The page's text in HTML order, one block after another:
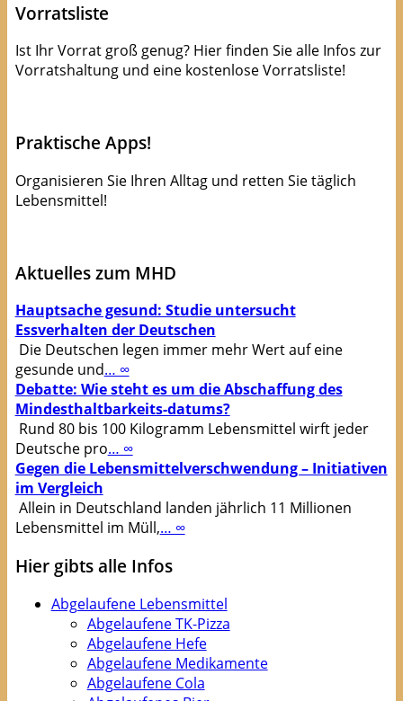
Vorratsliste
Ist Ihr Vorrat groß genug? Hier finden Sie alle Infos zur
Vorratshaltung und eine kostenlose Vorratsliste!
Praktische Apps!
Organisieren Sie Ihren Alltag und retten Sie täglich
Lebensmittel!
Aktuelles zum MHD
Hauptsache gesund: Studie untersucht
Essverhalten der Deutschen
Die Deutschen legen immer mehr Wert auf eine
gesunde und… ∞
Debatte: Wie steht es um die Abschaffung des
Mindesthaltbarkeits-datums?
Rund 80 bis 100 Kilogramm Lebensmittel wirft jeder
Deutsche pro… ∞
Gegen die Lebensmittelverschwendung – Initiativen
im Vergleich
Allein in Deutschland landen jährlich 11 Millionen
Lebensmittel im Müll,… ∞
Hier gibts alle Infos
Abgelaufene Lebensmittel
Abgelaufene TK-Pizza
Abgelaufene Hefe
Abgelaufene Medikamente
Abgelaufene Cola